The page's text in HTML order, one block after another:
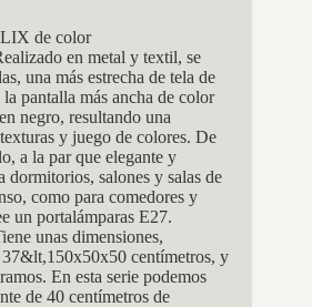
de color
en metal y textil, se
una más estrecha de tela de
pantalla más ancha de color
negro, resultando una
y juego de colores. De
a la par que elegante y
dormitorios, salones y salas de
como para comedores y
un portalámparas E27.
unas dimensiones,
37&lt,150x50x50 centímetros, y
En esta serie podemos
de 40 centímetros de